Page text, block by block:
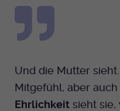
Und die Mutter
Mitgefühl, aber
Ehrlichkeit sieht sie,